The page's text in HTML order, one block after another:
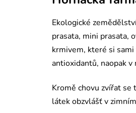
Ekologické
prasata, mini prasata,
krmivem, které si
antioxidantů, naopak
Kromě chovu zvířat se
látek obzvlášť v